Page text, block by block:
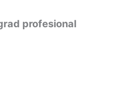
profesional